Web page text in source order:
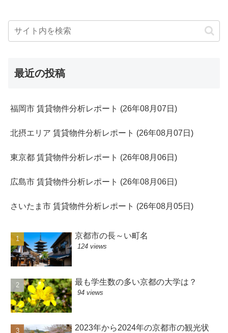
最近の投稿
福岡市 賃貸物件分析レポート (26年08月07日)
北摂エリア 賃貸物件分析レポート (26年08月07日)
東京都 賃貸物件分析レポート (26年08月06日)
広島市 賃貸物件分析レポート (26年08月06日)
さいたま市 賃貸物件分析レポート (26年08月05日)
京都市の長～い町名
124 views
最も学生数の多い京都の大学は？
94 views
2023年から2024年の京都市の観光状